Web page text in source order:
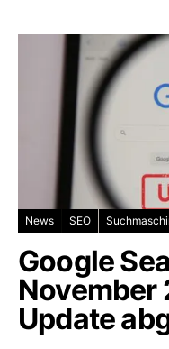
News SEO
Google
November
Update